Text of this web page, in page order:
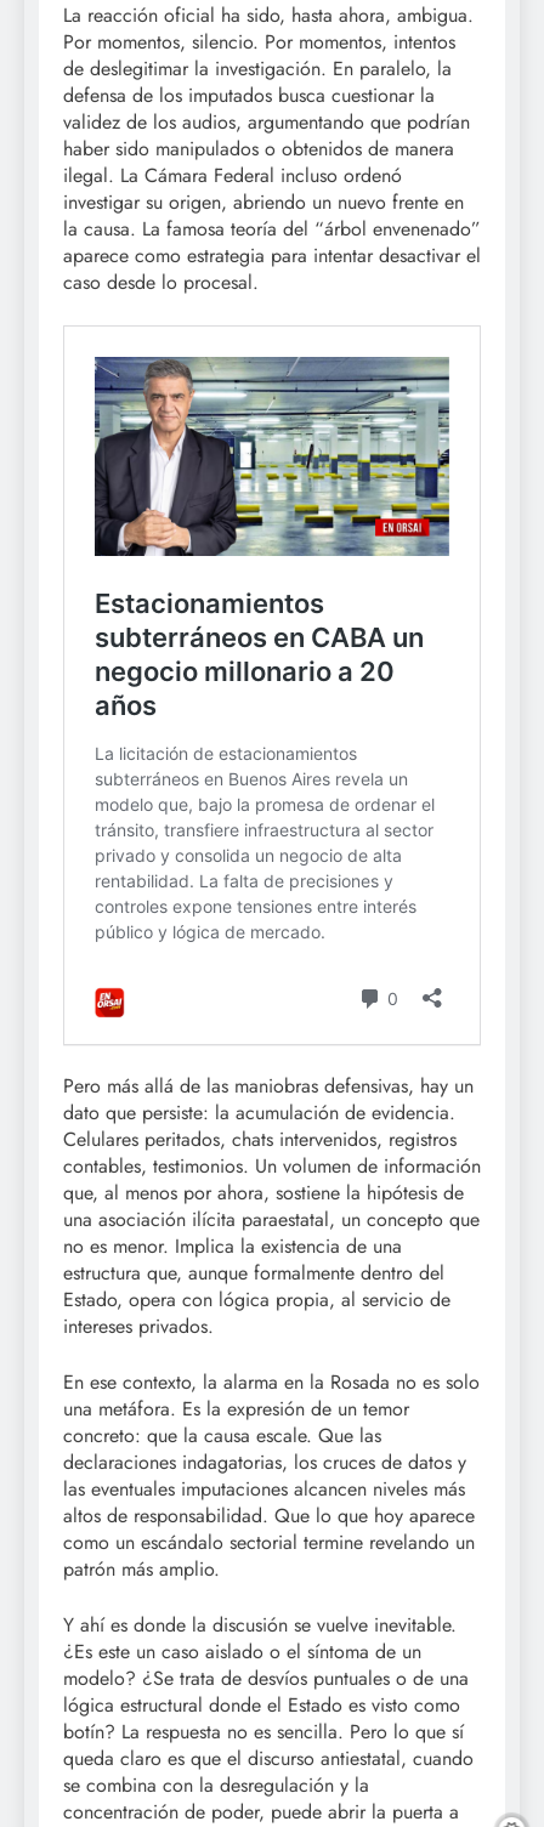
La reacción oficial ha sido, hasta ahora, ambigua.
Por momentos, silencio. Por momentos, intentos
de deslegitimar la investigación. En paralelo, la
defensa de los imputados busca cuestionar la
validez de los audios, argumentando que podrían
haber sido manipulados o obtenidos de manera
ilegal. La Cámara Federal incluso ordenó
investigar su origen, abriendo un nuevo frente en
la causa. La famosa teoría del “árbol envenenado”
aparece como estrategia para intentar desactivar el
caso desde lo procesal.
Pero más allá de las maniobras defensivas, hay un
dato que persiste: la acumulación de evidencia.
Celulares peritados, chats intervenidos, registros
contables, testimonios. Un volumen de información
que, al menos por ahora, sostiene la hipótesis de
una asociación ilícita paraestatal, un concepto que
no es menor. Implica la existencia de una
estructura que, aunque formalmente dentro del
Estado, opera con lógica propia, al servicio de
intereses privados.
En ese contexto, la alarma en la Rosada no es solo
una metáfora. Es la expresión de un temor
concreto: que la causa escale. Que las
declaraciones indagatorias, los cruces de datos y
las eventuales imputaciones alcancen niveles más
altos de responsabilidad. Que lo que hoy aparece
como un escándalo sectorial termine revelando un
patrón más amplio.
Y ahí es donde la discusión se vuelve inevitable.
¿Es este un caso aislado o el síntoma de un
modelo? ¿Se trata de desvíos puntuales o de una
lógica estructural donde el Estado es visto como
botín? La respuesta no es sencilla. Pero lo que sí
queda claro es que el discurso antiestatal, cuando
se combina con la desregulación y la
concentración de poder, puede abrir la puerta a